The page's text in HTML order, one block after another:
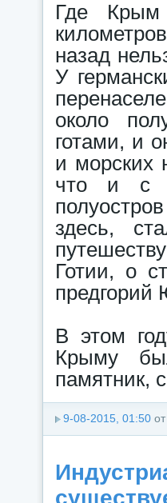
Где
назад
У
около
готами, и
и морских
что и с
здесь,
Готии, о
предгорий
В этом
Крыму
памятник,
9-08-2015, 01:50